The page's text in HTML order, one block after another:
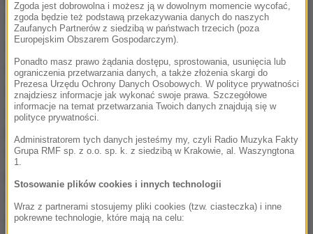
czerwca.
Samorządowcy liczą na to, że historyczne
nawiązanie pozytywnie wpłynie na frekwencję. Jak
usłyszał dziennikarz RMF FM Patryk Michalski,
również wielu mieszkańców gmin, które mają być
przyłączone do stolicy domagają się głosowania. W
najbliższych dniach samorządy zamierzają
decyzji wojewody mazowieckiego.
Zgoda jest dobrowolna i możesz ją w dowolnym momencie wycofać,
zgoda będzie też podstawą przekazywania danych do naszych
Zaufanych Partnerów z siedzibą w państwach trzecich (poza
Europejskim Obszarem Gospodarczym).
Ponadto masz prawo żądania dostępu, sprostowania, usunięcia lub
ograniczenia przetwarzania danych, a także złożenia skargi do
Prezesa Urzędu Ochrony Danych Osobowych. W polityce prywatności
znajdziesz informacje jak wykonać swoje prawa. Szczegółowe
informacje na temat przetwarzania Twoich danych znajdują się w
polityce prywatności.
Administratorem tych danych jesteśmy my, czyli Radio Muzyka Fakty
Grupa RMF sp. z o.o. sp. k. z siedzibą w Krakowie, al. Waszyngtona
1.
Stosowanie plików cookies i innych technologii
Wraz z partnerami stosujemy pliki cookies (tzw. ciasteczka) i inne
pokrewne technologie, które mają na celu: